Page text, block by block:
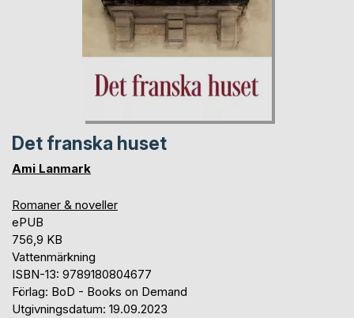
Det franska huset
Ami Lanmark
Romaner & noveller
ePUB
756,9 KB
Vattenmärkning
ISBN-13: 9789180804677
Förlag: BoD - Books on Demand
Utgivningsdatum: 19.09.2023